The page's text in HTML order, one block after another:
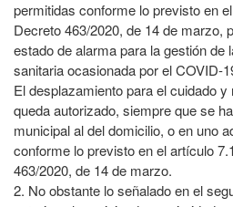
permitidas conforme lo previsto en
Decreto 463/2020, de 14 de marzo,
estado de alarma para la gestión de
sanitaria ocasionada por el COVID-
El desplazamiento para el cuidado
queda autorizado, siempre que se
municipal al del domicilio, o en uno
conforme lo previsto en el artículo
463/2020, de 14 de marzo.
2. No obstante lo señalado en el